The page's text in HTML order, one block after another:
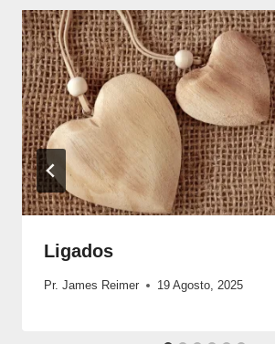
Ligados
Pr. James Reimer 19 Agosto, 2025